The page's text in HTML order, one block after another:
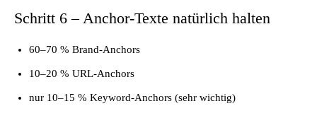
Schritt 6 – Anchor-Texte natürlich halten
60–70 % Brand-Anchors
10–20 % URL-Anchors
nur 10–15 % Keyword-Anchors (sehr wichtig)